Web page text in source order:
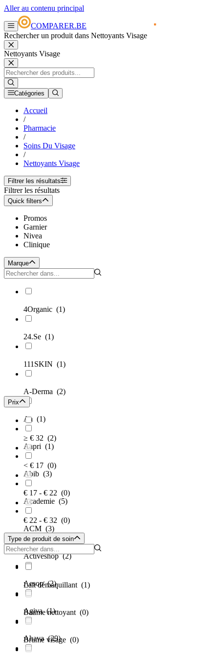
Aller au contenu principal
COMPARER.BE
Rechercher un produit dans Nettoyants Visage
Nettoyants Visage
Catégories
Accueil
/
Pharmacie
/
Soins Du Visage
/
Nettoyants Visage
Filtrer les résultats
Filtrer les résultats
Quick filters
Promos
Garnier
Nivea
Clinique
Marque
4Organic (1)
24.Se (1)
111SKIN (1)
A-Derma (2)
Aa (1)
Aapri (1)
Abib (3)
Academie (5)
ACM (3)
Activeshop(2)
Aesop(2)
Agiva(1)
Ahava(29)
Prix
≥ € 32 (2)
< € 17 (0)
€ 17 - € 22 (0)
€ 22 - € 32 (0)
Type de produit de soin
Lait démaquillant (1)
Baume nettoyant (0)
Brume visage (0)